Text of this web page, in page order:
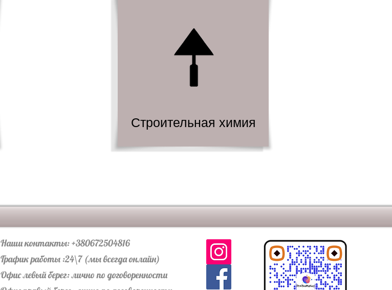
Строительная химия
Наши контакты: +380672504816
График работы :24\7 (мы всегда онлайн)
Офис левый берег: лично по договоренности